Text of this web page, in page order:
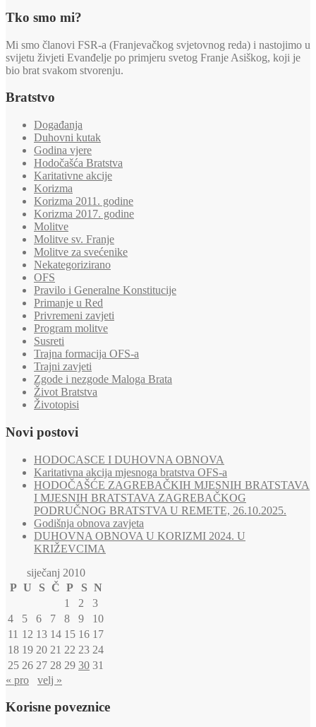
Tko smo mi?
Mi smo članovi FSR-a (Franjevačkog svjetovnog reda) i nastojimo u
svijetu živjeti Evanđelje po primjeru svetog Franje Asiškog, koji je
bio brat svakom stvorenju.
Bratstvo
Događanja
Duhovni kutak
Godina vjere
Hodočašća Bratstva
Karitativne akcije
Korizma
Korizma 2011. godine
Korizma 2017. godine
Molitve
Molitve sv. Franje
Molitve za svećenike
Nekategorizirano
OFS
Pravilo i Generalne Konstitucije
Primanje u Red
Privremeni zavjeti
Program molitve
Susreti
Trajna formacija OFS-a
Trajni zavjeti
Zgode i nezgode Maloga Brata
Život Bratstva
Životopisi
Novi postovi
HODOCASCE I DUHOVNA OBNOVA
Karitativna akcija mjesnoga bratstva OFS-a
HODOČAŠĆE ZAGREBAČKIH MJESNIH BRATSTAVA
I MJESNIH BRATSTAVA ZAGREBAČKOG
PODRUČNOG BRATSTVA U REMETE, 26.10.2025.
Godišnja obnova zavjeta
DUHOVNA OBNOVA U KORIZMI 2024. U
KRIŽEVCIMA
siječanj 2010
P U S Č P S N
1
2
3
4
5 6 7 8 9
10
11 12 13 14 15 16 17
18 19 20 21 22 23 24
25 26 27 28 29 30 31
« pro
velj »
Korisne poveznice